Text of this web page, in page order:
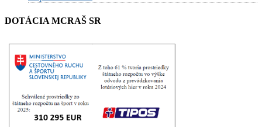
DOTÁCIA MCRAŠ SR